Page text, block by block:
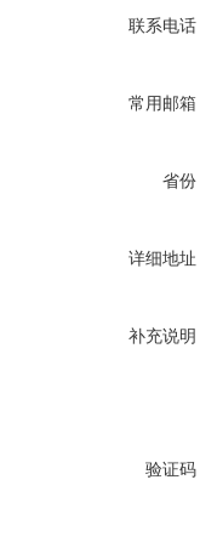
联系电话
常用邮箱
省份
详细地址
补充说明
验证码